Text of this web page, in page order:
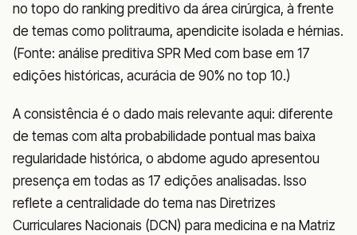
no topo do ranking preditivo da área cirúrgica, à frente
de temas como politrauma, apendicite isolada e hérnias.
(Fonte: análise preditiva SPR Med com base em 17
edições históricas, acurácia de 90% no top 10.)
A consistência é o dado mais relevante aqui: diferente
de temas com alta probabilidade pontual mas baixa
regularidade histórica, o abdome agudo apresentou
presença em todas as 17 edições analisadas. Isso
reflete a centralidade do tema nas Diretrizes
Curriculares Nacionais (DCN) para medicina e na Matriz